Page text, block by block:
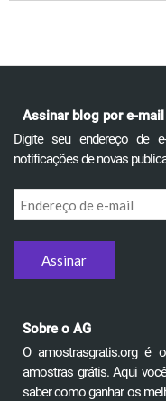
Assinar blog por e-mail
Digite seu endereço de
notificações de novas
Endereço
de
e-
Sobre o AG
O amostrasgratis.org é
amostras grátis. Aqui
saber como ganhar os